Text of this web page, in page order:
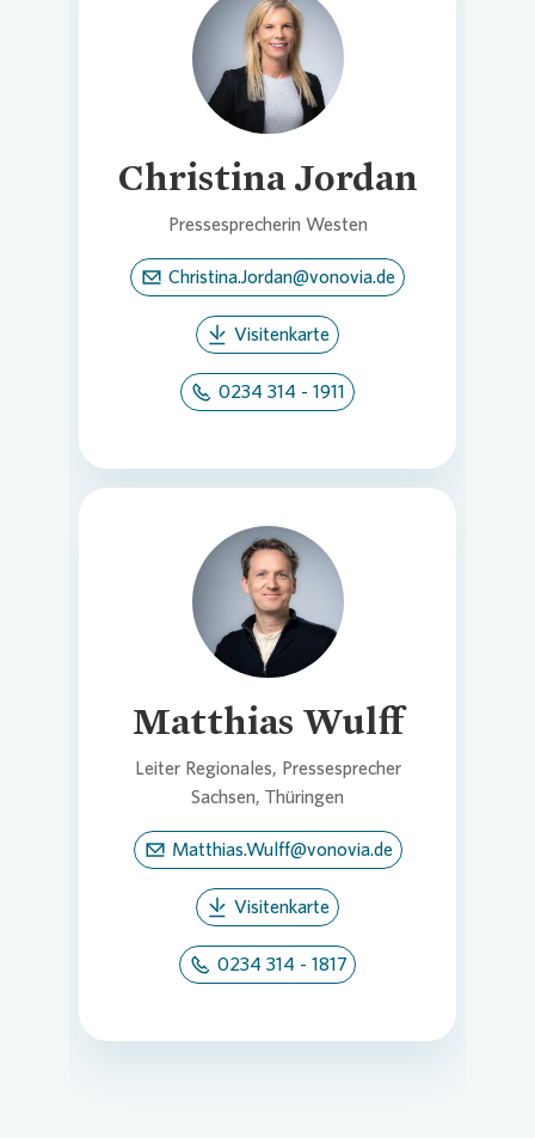
Loading...
Christina Jordan
Pressesprecherin Westen
Christina.Jordan@vonovia.de
Visitenkarte
0234 314 - 1911
Loading...
Matthias Wulff
Leiter Regionales, Pressesprecher
Sachsen, Thüringen
Matthias.Wulff@vonovia.de
Visitenkarte
0234 314 - 1817